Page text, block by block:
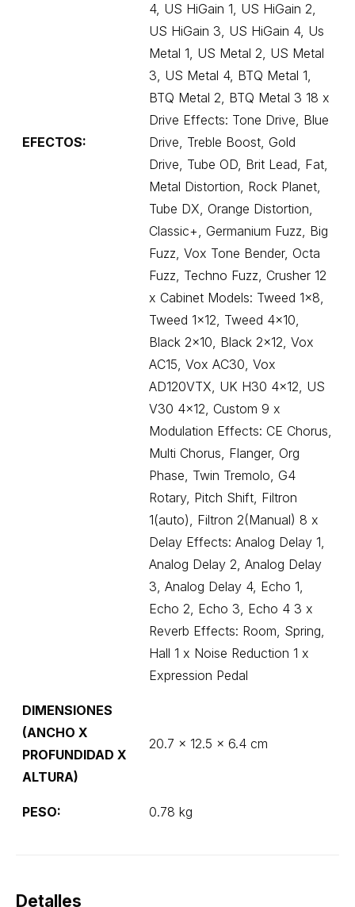
EFECTOS:
4, US HiGain 1, US HiGain 2,
US HiGain 3, US HiGain 4, Us
Metal 1, US Metal 2, US Metal
3, US Metal 4, BTQ Metal 1,
BTQ Metal 2, BTQ Metal 3 18 x
Drive Effects: Tone Drive, Blue
Drive, Treble Boost, Gold
Drive, Tube OD, Brit Lead, Fat,
Metal Distortion, Rock Planet,
Tube DX, Orange Distortion,
Classic+, Germanium Fuzz, Big
Fuzz, Vox Tone Bender, Octa
Fuzz, Techno Fuzz, Crusher 12
x Cabinet Models: Tweed 1×8,
Tweed 1×12, Tweed 4×10,
Black 2×10, Black 2×12, Vox
AC15, Vox AC30, Vox
AD120VTX, UK H30 4×12, US
V30 4×12, Custom 9 x
Modulation Effects: CE Chorus,
Multi Chorus, Flanger, Org
Phase, Twin Tremolo, G4
Rotary, Pitch Shift, Filtron
1(auto), Filtron 2(Manual) 8 x
Delay Effects: Analog Delay 1,
Analog Delay 2, Analog Delay
3, Analog Delay 4, Echo 1,
Echo 2, Echo 3, Echo 4 3 x
Reverb Effects: Room, Spring,
Hall 1 x Noise Reduction 1 x
Expression Pedal
DIMENSIONES
(ANCHO X
PROFUNDIDAD X
ALTURA)
20.7 x 12.5 x 6.4 cm
PESO: 0.78 kg
Detalles